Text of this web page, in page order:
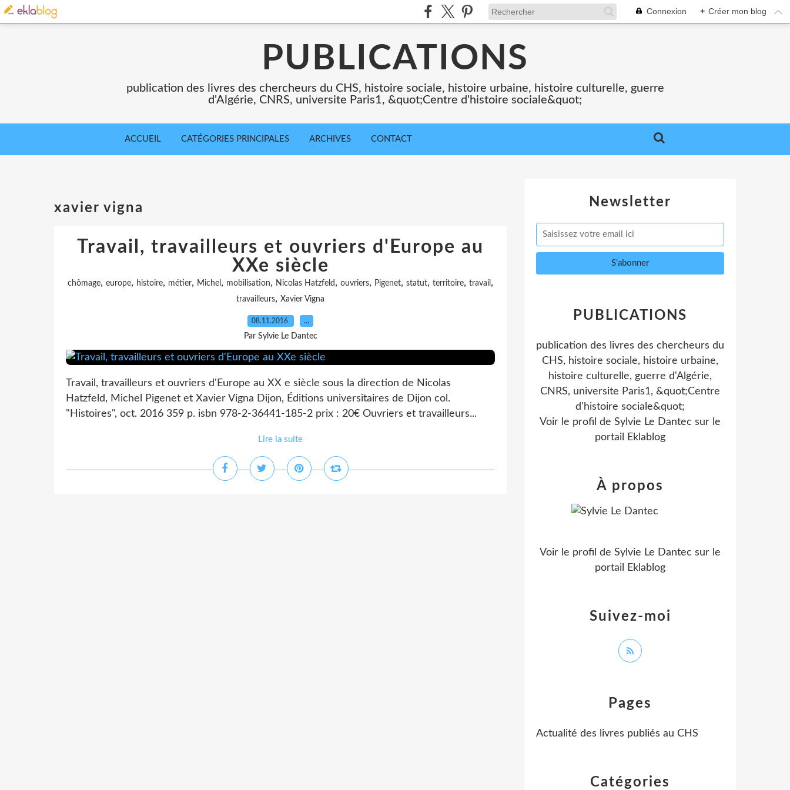
Connexion + Créer mon blog
PUBLICATIONS
publication des livres des chercheurs du CHS, histoire sociale, histoire urbaine, histoire culturelle, guerre
d'Algérie, CNRS, universite Paris1, &quot;Centre d'histoire sociale&quot;
ACCUEIL CATÉGORIES PRINCIPALES ARCHIVES CONTACT
xavier vigna
Travail, travailleurs et ouvriers d'Europe au
XXe siècle
chômage, europe, histoire, métier, Michel , mobilisation, Nicolas Hatzfeld , ouvriers, Pigenet, statut, territoire, travail ,
travailleurs, Xavier Vigna
08.11.2016 …
Par Sylvie Le Dantec
Travail, travailleurs et ouvriers d'Europe au XX e siècle sous la direction de Nicolas
Hatzfeld, Michel Pigenet et Xavier Vigna Dijon, Éditions universitaires de Dijon col.
"Histoires", oct. 2016 359 p. isbn 978-2-36441-185-2 prix : 20€ Ouvriers et travailleurs...
Lire la suite
Newsletter
Catégories
Pages
Actualité des livres publiés au CHS
PUBLICATIONS
publication des livres des chercheurs du
CHS, histoire sociale, histoire urbaine,
histoire culturelle, guerre d'Algérie,
CNRS, universite Paris1, &quot;Centre
d'histoire sociale&quot;
Voir le profil de Sylvie Le Dantec sur le
portail Eklablog
Suivez-moi
À propos
Voir le profil de Sylvie Le Dantec sur le
portail Eklablog